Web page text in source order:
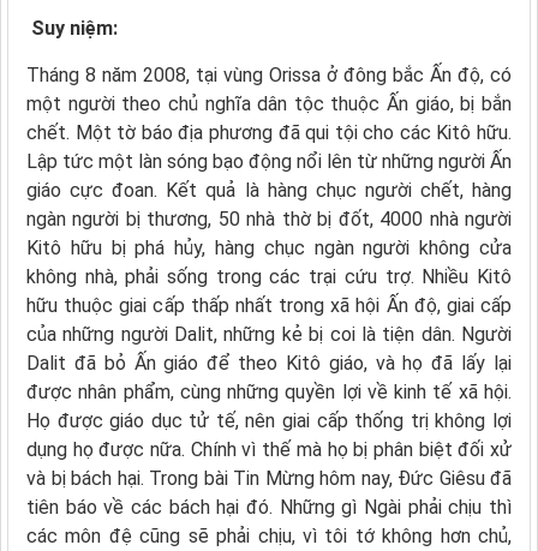
Suy niệm:
Tháng 8 năm 2008, tại vùng Orissa ở đông bắc Ấn độ, có
một người theo chủ nghĩa dân tộc thuộc Ấn giáo, bị bắn
chết. Một tờ báo địa phương đã qui tội cho các Kitô hữu.
Lập tức một làn sóng bạo động nổi lên từ những người Ấn
giáo cực đoan. Kết quả là hàng chục người chết, hàng
ngàn người bị thương, 50 nhà thờ bị đốt, 4000 nhà người
Kitô hữu bị phá hủy, hàng chục ngàn người không cửa
không nhà, phải sống trong các trại cứu trợ. Nhiều Kitô
hữu thuộc giai cấp thấp nhất trong xã hội Ấn độ, giai cấp
của những người Dalit, những kẻ bị coi là tiện dân. Người
Dalit đã bỏ Ấn giáo để theo Kitô giáo, và họ đã lấy lại
được nhân phẩm, cùng những quyền lợi về kinh tế xã hội.
Họ được giáo dục tử tế, nên giai cấp thống trị không lợi
dụng họ được nữa. Chính vì thế mà họ bị phân biệt đối xử
và bị bách hại. Trong bài Tin Mừng hôm nay, Đức Giêsu đã
tiên báo về các bách hại đó. Những gì Ngài phải chịu thì
các môn đệ cũng sẽ phải chịu, vì tôi tớ không hơn chủ,